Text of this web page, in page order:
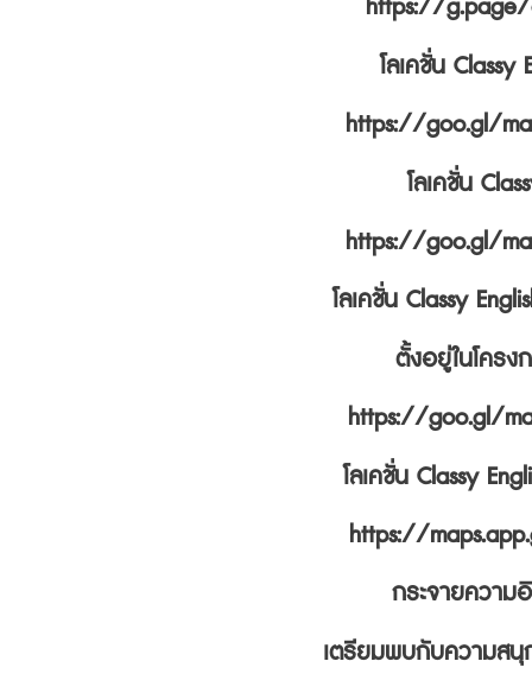
https://g.page/
โลเคชั่น
https://goo.gl/
โลเคชั่น
https://goo.gl/
โลเคชั่น Classy
ตั้งอยู่ในโคร
https://goo.gl/
โลเคชั่น Classy
https://
กระจายความ
เตรียมพบกับความส